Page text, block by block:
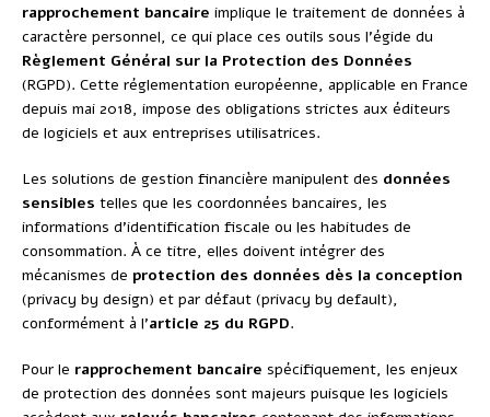
rapprochement bancaire implique le traitement de données à
caractère personnel, ce qui place ces outils sous l’égide du
Règlement Général sur la Protection des Données
(RGPD). Cette réglementation européenne, applicable en France
depuis mai 2018, impose des obligations strictes aux éditeurs
de logiciels et aux entreprises utilisatrices.
Les solutions de gestion financière manipulent des données
sensibles telles que les coordonnées bancaires, les
informations d’identification fiscale ou les habitudes de
consommation. À ce titre, elles doivent intégrer des
mécanismes de protection des données dès la conception
(privacy by design) et par défaut (privacy by default),
conformément à l’article 25 du RGPD.
Pour le rapprochement bancaire spécifiquement, les enjeux
de protection des données sont majeurs puisque les logiciels